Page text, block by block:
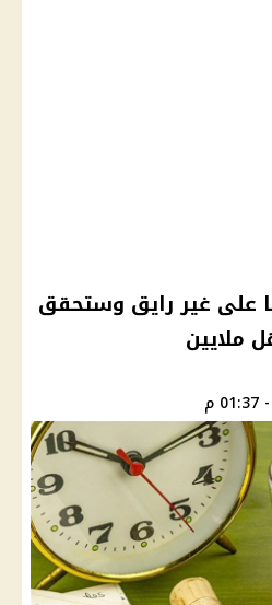
على غير رايق وستحقق
ملايين